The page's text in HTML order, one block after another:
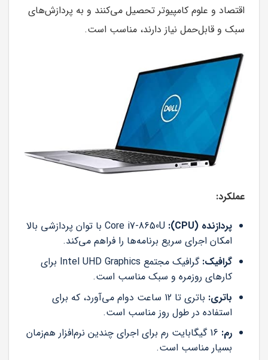
اقتصاد و علوم کامپیوتر تحصیل می‌کنند و به پردازش‌های
سبک و قابل‌حمل نیاز دارند، مناسب است.
عملکرد:
پردازنده (CPU):
Core i7-8650U با توان پردازشی بالا
امکان اجرای سریع برنامه‌ها را فراهم می‌کند.
گرافیک:
گرافیک مجتمع Intel UHD Graphics برای
کارهای روزمره و سبک مناسب است.
باتری:
باتری تا 12 ساعت دوام می‌آورد، که برای
استفاده در طول روز مناسب است.
رم:
16 گیگابایت رم برای اجرای چندین نرم‌افزار هم‌زمان
بسیار مناسب است.